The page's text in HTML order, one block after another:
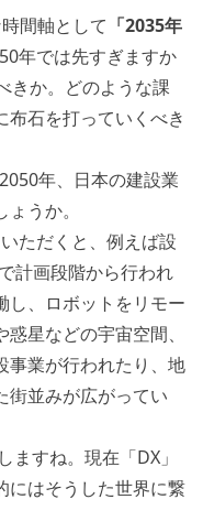
間軸として 「2035年
年では先すぎますか
きか。どのような課
布石を打っていくべき
年、日本の建設業
うか。
ただくと、例えば設
計画段階から行われ
し、ロボットをリモー
星などの宇宙空間、
事業が行われたり、地
街並みが広がってい
ますね。現在「DX」
にはそうした世界に繋